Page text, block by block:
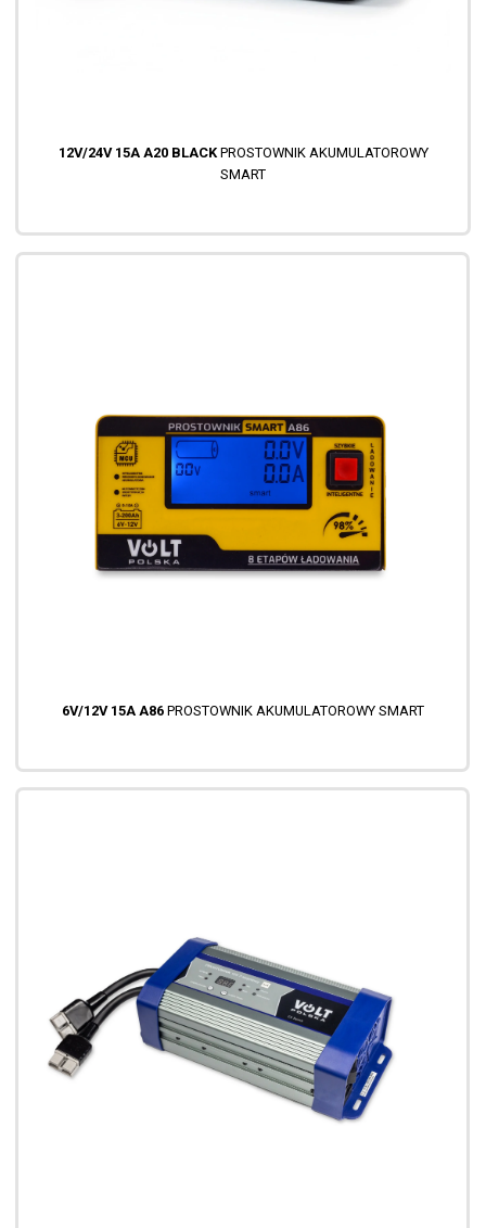
12V/24V 15A A20 BLACKPROSTOWNIK AKUMULATOROWY
SMART
6V/12V 15A A86 PROSTOWNIK AKUMULATOROWY SMART